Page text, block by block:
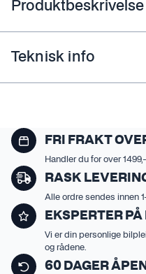
Produktbeskrivelse
Teknisk info
FRI FRAKT
Handler du for over
RASK
Alle ordre sendes innen
EKSPERTER
Vi er din personlige
og rådene.
60 DAGER